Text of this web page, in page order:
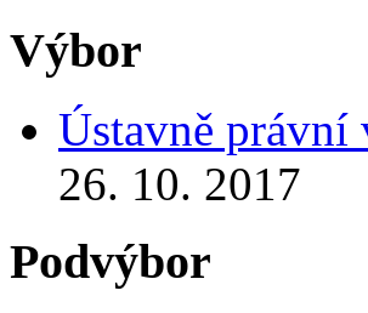
Výbor
Ústavně právní
26. 10. 2017
Podvýbor